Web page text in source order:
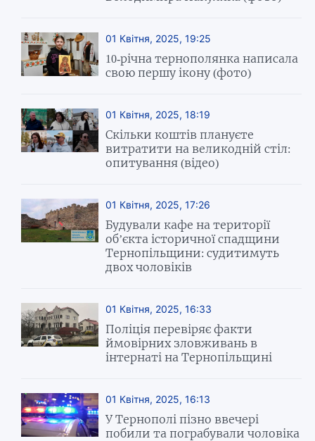
01 Квітня, 2025, 19:25
10-річна тернополянка написала
свою першу ікону (фото)
01 Квітня, 2025, 18:19
Скільки коштів плануєте
витратити на великодній стіл:
опитування (відео)
01 Квітня, 2025, 17:26
Будували кафе на території
об’єкта історичної спадщини
Тернопільщини: судитимуть
двох чоловіків
01 Квітня, 2025, 16:33
Поліція перевіряє факти
ймовірних зловживань в
інтернаті на Тернопільщині
01 Квітня, 2025, 16:13
У Тернополі пізно ввечері
побили та пограбували чоловіка